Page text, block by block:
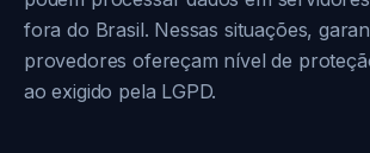
fora do Brasil. Nessas situações,
provedores ofereçam nível de
ao exigido pela LGPD.